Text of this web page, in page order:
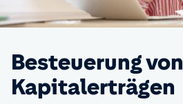
Besteuerung von
Kapitalerträgen